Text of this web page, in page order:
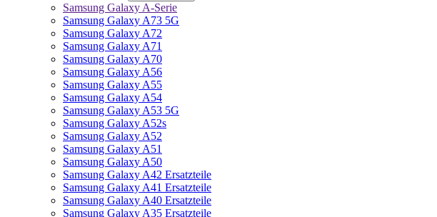
Samsung Galaxy A-Serie
Samsung Galaxy A73 5G
Samsung Galaxy A72
Samsung Galaxy A71
Samsung Galaxy A70
Samsung Galaxy A56
Samsung Galaxy A55
Samsung Galaxy A54
Samsung Galaxy A53 5G
Samsung Galaxy A52s
Samsung Galaxy A52
Samsung Galaxy A51
Samsung Galaxy A50
Samsung Galaxy A42 Ersatzteile
Samsung Galaxy A41 Ersatzteile
Samsung Galaxy A40 Ersatzteile
Samsung Galaxy A35 Ersatzteile